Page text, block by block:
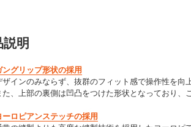
明
ングリップ形状の採用
ザインのみならず、抜群のフィット感で操作性を向
た、上部の裏側は凹凸をつけた形状となっており、
ーロピアンステッチの採用